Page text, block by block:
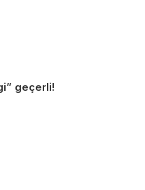
geçerli!